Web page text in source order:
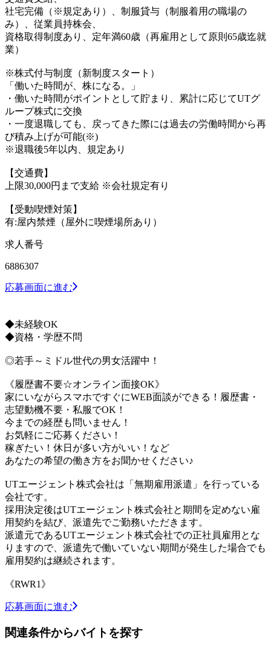
社宅完備（※規定あり）、制服貸与（制服着用の職場の
み）、従業員持株会、
資格取得制度あり、定年満60歳（再雇用として原則65歳迄就
業）
※株式付与制度（新制度スタート）
「働いた時間が、株になる。」
・働いた時間がポイントとして貯まり、累計に応じてUTグ
ループ株式に交換
・一度退職しても、戻ってきた際には過去の労働時間から再
び積み上げが可能(※)
※退職後5年以内、規定あり
【交通費】
上限30,000円まで支給 ※会社規定有り
【受動喫煙対策】
有:屋内禁煙（屋外に喫煙場所あり）
求人番号
6886307
応募画面に進む
◆未経験OK
◆資格・学歴不問
◎若手～ミドル世代の男女活躍中！
《履歴書不要☆オンライン面接OK》
家にいながらスマホですぐにWEB面談ができる！履歴書・
志望動機不要・私服でOK！
今までの経歴も問いません！
お気軽にご応募ください！
稼ぎたい！休日が多い方がいい！など
あなたの希望の働き方をお聞かせください♪
UTエージェント株式会社は「無期雇用派遣」を行っている
会社です。
採用決定後はUTエージェント株式会社と期間を定めない雇
用契約を結び、派遣先でご勤務いただきます。
派遣元であるUTエージェント株式会社での正社員雇用とな
りますので、派遣先で働いていない期間が発生した場合でも
雇用契約は継続されます。
《RWR1》
応募画面に進む
関連条件からバイトを探す